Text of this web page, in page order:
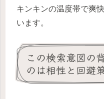
キンキンの温度帯で爽
います。
この検索意図の
のは相性と回避